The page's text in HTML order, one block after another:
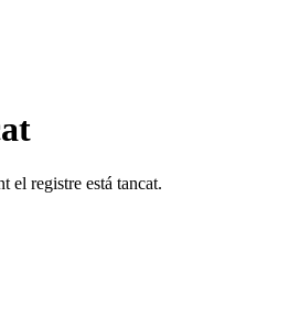
el registre está tancat.